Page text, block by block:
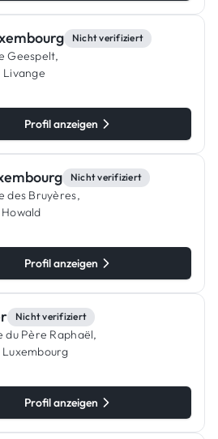
Nicht verifiziert
Geespelt,
Livange
Profil anzeigen
Nicht verifiziert
des Bruyères,
Howald
Profil anzeigen
Nicht verifiziert
du Père Raphaël,
Luxembourg
Profil anzeigen